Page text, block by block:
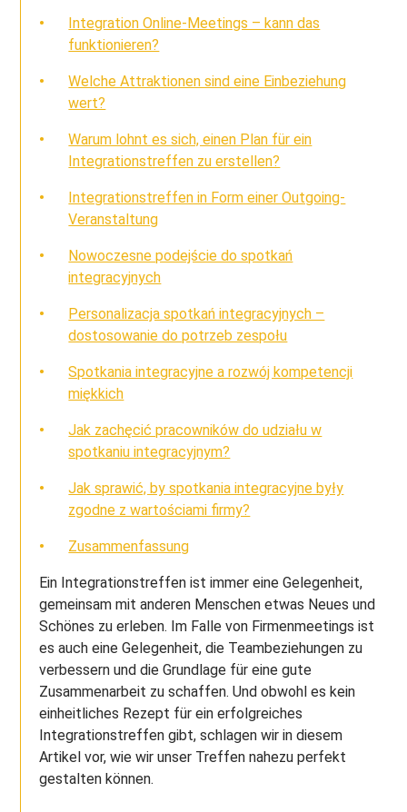
Integration Online-Meetings – kann das
funktionieren?
Welche Attraktionen sind eine Einbeziehung
wert?
Warum lohnt es sich, einen Plan für ein
Integrationstreffen zu erstellen?
Integrationstreffen in Form einer Outgoing-
Veranstaltung
Nowoczesne podejście do spotkań
integracyjnych
Personalizacja spotkań integracyjnych –
dostosowanie do potrzeb zespołu
Spotkania integracyjne a rozwój kompetencji
miękkich
Jak zachęcić pracowników do udziału w
spotkaniu integracyjnym?
Jak sprawić, by spotkania integracyjne były
zgodne z wartościami firmy?
Zusammenfassung
Ein Integrationstreffen ist immer eine Gelegenheit,
gemeinsam mit anderen Menschen etwas Neues und
Schönes zu erleben. Im Falle von Firmenmeetings ist
es auch eine Gelegenheit, die Teambeziehungen zu
verbessern und die Grundlage für eine gute
Zusammenarbeit zu schaffen. Und obwohl es kein
einheitliches Rezept für ein erfolgreiches
Integrationstreffen gibt, schlagen wir in diesem
Artikel vor, wie wir unser Treffen nahezu perfekt
gestalten können.